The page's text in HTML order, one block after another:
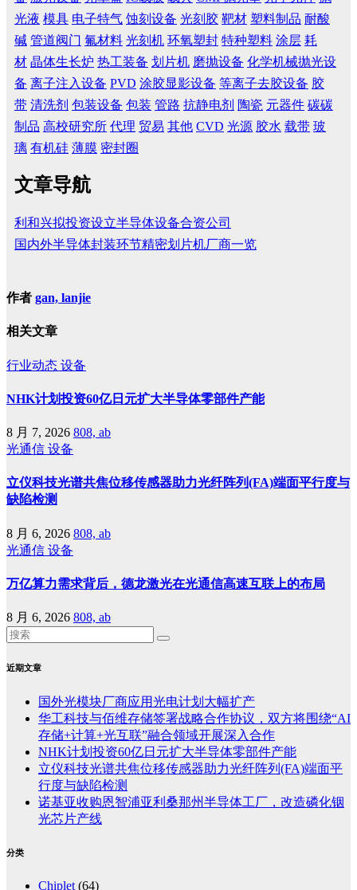
光液 模具 电子特气 蚀刻设备 光刻胶 靶材 塑料制品 耐酸
碱 管道阀门 氟材料 光刻机 环氧塑封 特种塑料 涂层 耗
材 晶体生长炉 热工装备 划片机 磨抛设备 化学机械抛光设
备 离子注入设备 PVD 涂胶显影设备 等离子去胶设备 胶
带 清洗剂 包装设备 包装 管路 抗静电剂 陶瓷 元器件 碳碳
制品 高校研究所 代理 贸易 其他 CVD 光源 胶水 载带 玻
璃 有机硅 薄膜 密封圈
文章导航
利和兴拟投资设立半导体设备合资公司
国内外半导体封装环节精密划片机厂商一览
作者 gan, lanjie
相关文章
行业动态 设备
NHK计划投资60亿日元扩大半导体零部件产能
8 月 7, 2026 808, ab
光通信 设备
立仪科技光谱共焦位移传感器助力光纤阵列(FA)端面平行度与
缺陷检测
8 月 6, 2026 808, ab
光通信 设备
万亿算力需求背后，德龙激光在光通信高速互联上的布局
8 月 6, 2026 808, ab
近期文章
国外光模块厂商应用光电计划大幅扩产
华工科技与佰维存储签署战略合作协议，双方将围绕“AI
存储+计算+光互联”融合领域开展深入合作
NHK计划投资60亿日元扩大半导体零部件产能
立仪科技光谱共焦位移传感器助力光纤阵列(FA)端面平
行度与缺陷检测
诺基亚收购恩智浦亚利桑那州半导体工厂，改造磷化铟
光芯片产线
分类
Chiplet (64)